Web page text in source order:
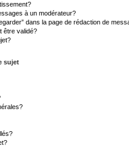
à un modérateur?
dans la page de rédaction de
être validé?
sujet